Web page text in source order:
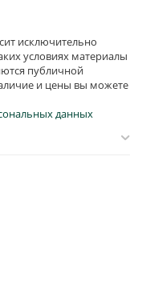
исключительно
условиях материалы
публичной
и цены вы можете
данных